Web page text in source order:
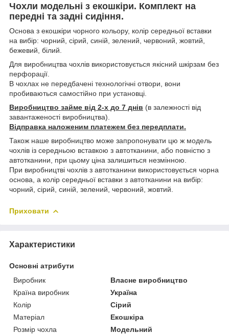
Чохли модельні з екошкіри. Комплект на
передні та задні сидіння.
Основа з екошкіри чорного кольору, колір середньої вставки
на вибір: чорний, сірий, синій, зелений, червоний, жовтий,
бежевий, білий.
Для виробництва чохлів використовується якісний шкірзам без
перфорації.
В чохлах не передбачені технологічні отвори, вони
пробиваються самостійно при установці.
Виробництво займе від 2-х до 7 днів (в залежності від
завантаженості виробництва).
Відправка наложеним платежем без передплати.
Також наше виробництво може запропонувати цю ж модель
чохлів із середньою вставкою з автотканини, або повністю з
автотканини, при цьому ціна залишиться незмінною.
При виробництві чохлів з автотканини використовується чорна
основа, а колір середньої вставки з автотканини на вибір:
чорний, сірий, синій, зелений, червоний, жовтий.
Приховати
Характеристики
Основні атрибути
Виробник
Власне виробництво
Країна виробник
Україна
Колір
Сірий
Матеріал
Екошкіра
Розмір чохла
Модельний